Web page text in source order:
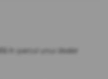
în parcul unui dealer